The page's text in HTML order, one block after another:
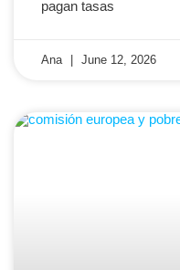
pagan tasas
Ana June 12, 2026